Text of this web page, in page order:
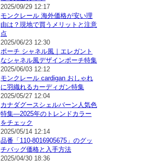
2025/09/29 12:17
モンクレール 海外価格が安い理
由は？現地で買うメリットと注意
点
2025/06/23 12:30
ポーチ シャネル風｜エレガント
なシャネル風デザインポーチ特集
2025/06/03 12:12
モンクレール cardigan おしゃれ
に羽織れるカーディガン特集
2025/05/27 12:04
カナダグースシェルバーン人気色
特集—2025年のトレンドカラー
をチェック
2025/05/14 12:14
品番「110-8016905675」のグッ
チバッグ価格と入手方法
2025/04/30 18:36